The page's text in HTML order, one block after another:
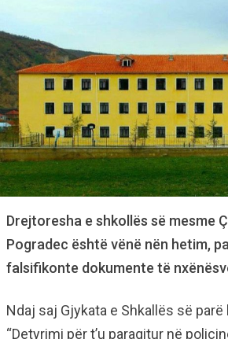
Drejtoresha e shkollës së mesme
Pogradec është vënë nën hetim,
falsifikonte dokumente të
Ndaj saj Gjykata e Shkallës së
“Detyrimi për t’u paraqitur në